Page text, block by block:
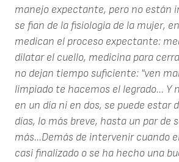
manejo expectante, pero no están
se fian de la fisiologia de la mujer,
medican el proceso expectante:
dilatar el cuello, medicina para
no dejan tiempo suficiente: "ven
limpiado te hacemos el legrado... Y
en un día ni en dos, se puede estar
días, lo más breve, hasta un par de
más...Demás de intervenir cuando
casi finalizado o se ha hecho una